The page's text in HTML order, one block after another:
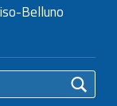
Belluno